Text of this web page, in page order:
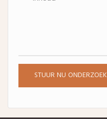
STUUR NU ONDERZOEK